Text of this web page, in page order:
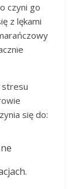
czyni go
z lękami
stresu
się do: